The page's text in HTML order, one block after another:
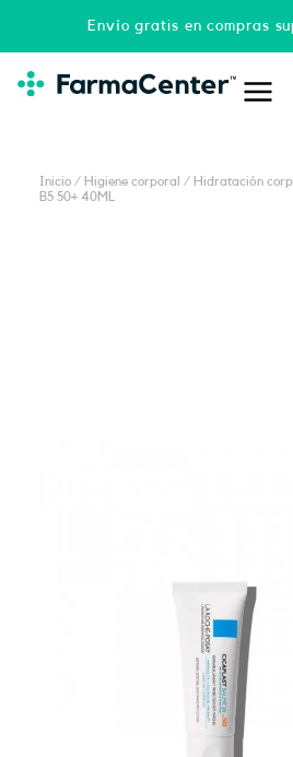
Envío gratis en compras
Inicio / Higiene corporal / Hidratación
B5 50+ 40ML